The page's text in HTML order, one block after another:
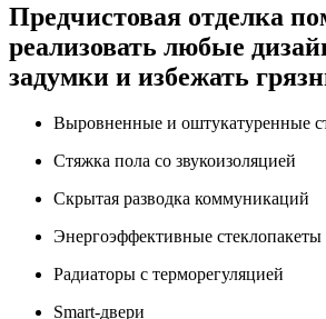
Предчистовая отделка
реализовать любые
задумки и избежать
Выровненные и оштукатуренные
Стяжка пола со звукоизоляцией
Скрытая разводка коммуникаций
Энергоэффективные стеклопакеты
Радиаторы с терморегуляцией
Smart-двери